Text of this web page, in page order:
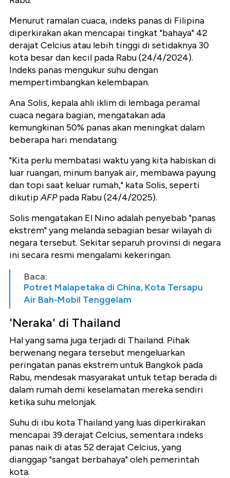
Menurut ramalan cuaca, indeks panas di Filipina
diperkirakan akan mencapai tingkat "bahaya" 42
derajat Celcius atau lebih tinggi di setidaknya 30
kota besar dan kecil pada Rabu (24/4/2024).
Indeks panas mengukur suhu dengan
mempertimbangkan kelembapan.
Ana Solis, kepala ahli iklim di lembaga peramal
cuaca negara bagian, mengatakan ada
kemungkinan 50% panas akan meningkat dalam
beberapa hari mendatang.
"Kita perlu membatasi waktu yang kita habiskan di
luar ruangan, minum banyak air, membawa payung
dan topi saat keluar rumah," kata Solis, seperti
dikutipAFPpada Rabu (24/4/2025).
Solis mengatakan El Nino adalah penyebab "panas
ekstrem" yang melanda sebagian besar wilayah di
negara tersebut. Sekitar separuh provinsi di negara
ini secara resmi mengalami kekeringan.
Baca:
Potret Malapetaka di China, Kota Tersapu
Air Bah-Mobil Tenggelam
'Neraka' di Thailand
Hal yang sama juga terjadi di Thailand. Pihak
berwenang negara tersebut mengeluarkan
peringatan panas ekstrem untuk Bangkok pada
Rabu, mendesak masyarakat untuk tetap berada di
dalam rumah demi keselamatan mereka sendiri
ketika suhu melonjak.
Suhu di ibu kota Thailand yang luas diperkirakan
mencapai 39 derajat Celcius, sementara indeks
panas naik di atas 52 derajat Celcius, yang
dianggap "sangat berbahaya" oleh pemerintah
kota.